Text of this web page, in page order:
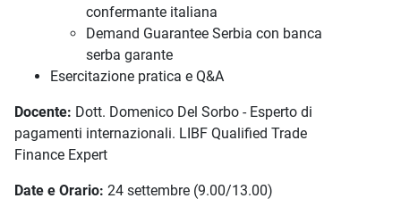
confermante italiana
Demand Guarantee Serbia con banca
serba garante
Esercitazione pratica e Q&A
Docente: Dott. Domenico Del Sorbo - Esperto di
pagamenti internazionali. LIBF Qualified Trade
Finance Expert
Date e Orario: 24 settembre (9.00/13.00)